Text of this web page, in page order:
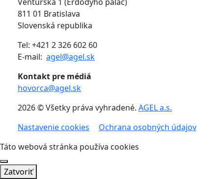
811 01 Bratislava
Slovenská republika
Tel: +421 2 326 602 60
E-mail: agel@agel.sk
Kontakt pre médiá
hovorca@agel.sk
2026 © Všetky práva vyhradené. AGEL a.s.
Nastavenie cookies
Ochrana osobných údajov
Táto webová stránka používa cookies
Zatvoriť